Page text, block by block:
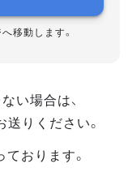
移動します。
い場合は、
りください。
おります。